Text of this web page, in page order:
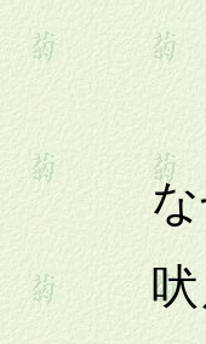
なぜ
吠え